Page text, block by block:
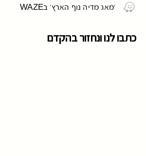
'מאג מדיה נוף הארץ' בWAZE
כתבו לנו ונחזור בהקדם